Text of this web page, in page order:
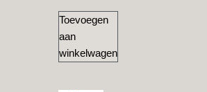
Toevoegen
aan
winkelwagen